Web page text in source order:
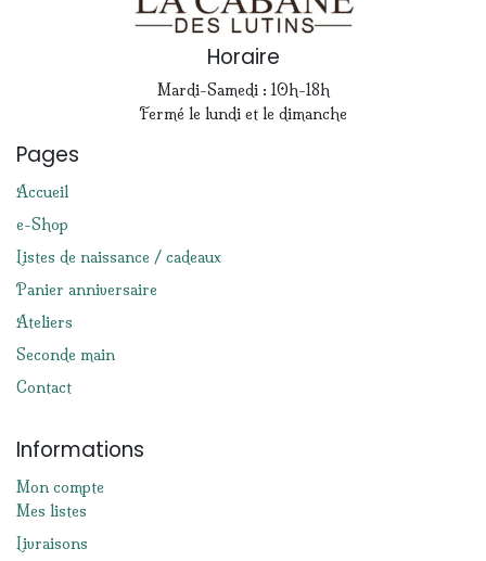
Horaire
Mardi-Samedi : 10h-18h
Fermé le lundi et le dimanche
Pages
Accueil
e-Shop
Listes de naissance / cadeaux
Panier anniversaire
Ateliers
Seconde main
Contact
Informations
Mon compte
Mes listes
Livraisons